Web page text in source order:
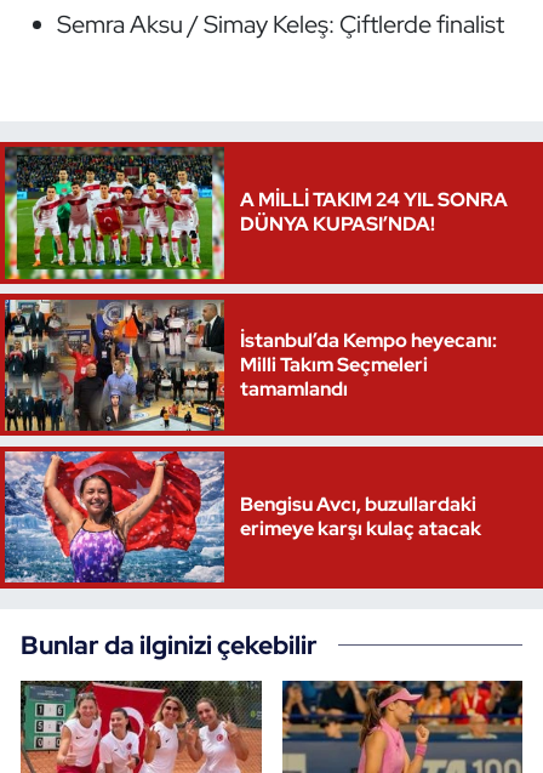
Semra Aksu / Simay Keleş: Çiftlerde finalist
A MİLLİ TAKIM 24 YIL SONRA
DÜNYA KUPASI’NDA!
İstanbul’da Kempo heyecanı:
Milli Takım Seçmeleri
tamamlandı
Bengisu Avcı, buzullardaki
erimeye karşı kulaç atacak
Bunlar da ilginizi çekebilir
Vücut Geliştirme Fitness
Wushu Kungfu
Yelken
Yüzme